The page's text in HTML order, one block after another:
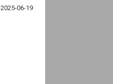
2025-06-19